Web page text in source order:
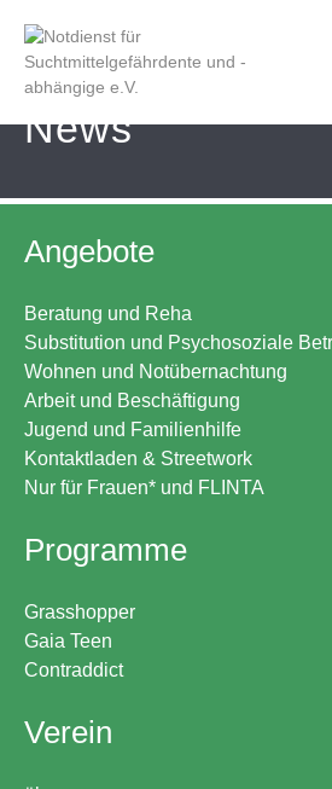
News
Angebote
Beratung und Reha
Substitution und Psychosoziale
Wohnen und Notübernachtung
Arbeit und Beschäftigung
Jugend und Familienhilfe
Kontaktladen & Streetwork
Nur für Frauen* und FLINTA
Programme
Grasshopper
Gaia Teen
Contraddict
Verein